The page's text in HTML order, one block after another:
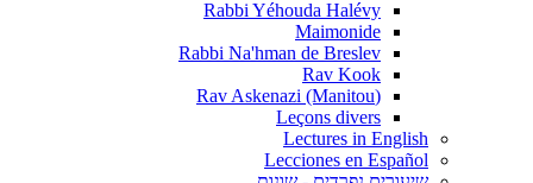
Rabbi Yéhouda Halévy
Maimonide
Rabbi Na'hman de Breslev
Rav Kook
(Rav Askenazi (Manitou
Leçons divers
Lectures in English
Lecciones en Español